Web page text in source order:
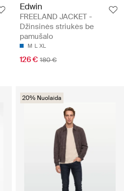
Edwin
FREELAND JACKET -
Džinsinės striukės be
pamušalo
M L XL
126 € 180 €
20% Nuolaida